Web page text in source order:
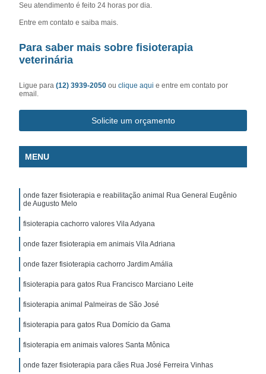
Seu atendimento é feito 24 horas por dia.
Entre em contato e saiba mais.
Para saber mais sobre fisioterapia
veterinária
Ligue para(12) 3939-2050ouclique aqui e entre em contato por
email.
Solicite um orçamento
MENU
onde fazer fisioterapia e reabilitação animal Rua General Eugênio
de Augusto Melo
fisioterapia cachorro valores Vila Adyana
onde fazer fisioterapia em animais Vila Adriana
onde fazer fisioterapia cachorro Jardim Amália
fisioterapia para gatos Rua Francisco Marciano Leite
fisioterapia animal Palmeiras de São José
fisioterapia para gatos Rua Domício da Gama
fisioterapia em animais valores Santa Mônica
onde fazer fisioterapia para cães Rua José Ferreira Vinhas